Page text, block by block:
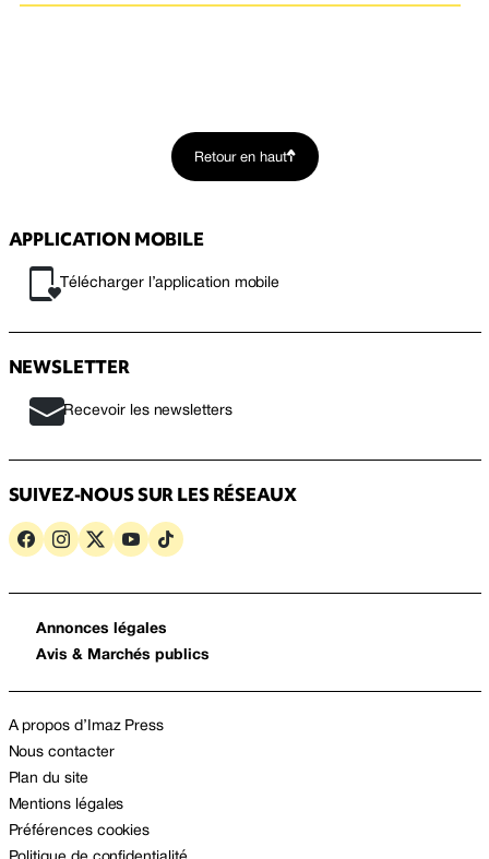
Retour en haut
APPLICATION MOBILE
Télécharger l’application mobile
NEWSLETTER
Recevoir les newsletters
SUIVEZ-NOUS SUR LES RÉSEAUX
Annonces légales
Avis & Marchés publics
A propos d’Imaz Press
Nous contacter
Plan du site
Mentions légales
Préférences cookies